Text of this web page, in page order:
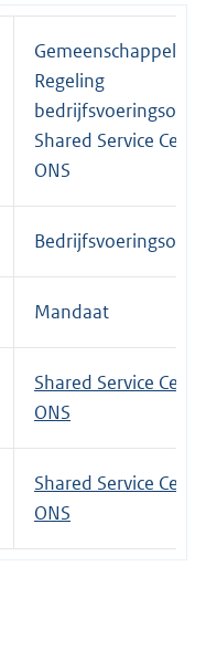
Gemeenschappelijke
Regeling
Shared Service
ONS
Mandaat
Shared Service
ONS
Shared Service
ONS